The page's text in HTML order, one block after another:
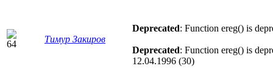
Тимур Закиров
Deprecated: Function ereg() is
Deprecated: Function ereg() is
12.04.1996 (30)